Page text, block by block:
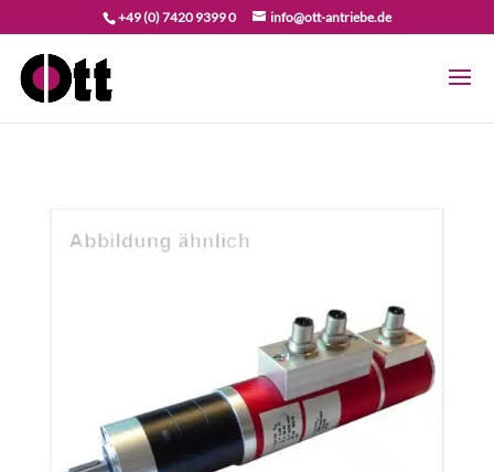
+49 (0) 7420 9399 0 info@ott-antriebe.de